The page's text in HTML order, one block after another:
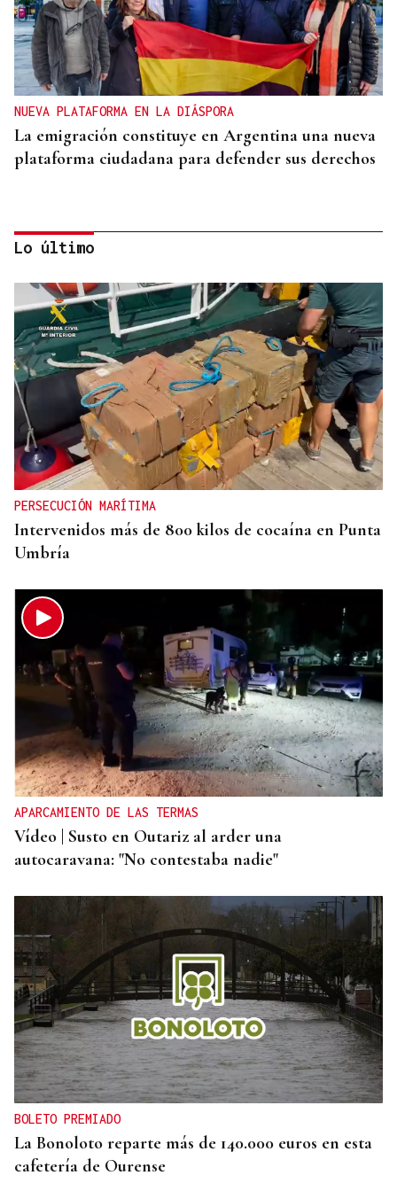
NUEVA PLATAFORMA EN LA DIÁSPORA
La emigración constituye en Argentina una nueva
plataforma ciudadana para defender sus derechos
GIRA
El Ballet Folklórico Tupa Marka en gira en España
y Francia
Lo último
PERSECUCIÓN MARÍTIMA
Intervenidos más de 800 kilos de cocaína en Punta
Umbría
APARCAMIENTO DE LAS TERMAS
Vídeo | Susto en Outariz al arder una
autocaravana: "No contestaba nadie"
BOLETO PREMIADO
La Bonoloto reparte más de 140.000 euros en esta
cafetería de Ourense